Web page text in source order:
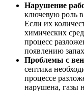
Нарушение
ключевую роль в
Если их
химических
процесс
появлению
Проблемы с
септика
процессе
нарушена, газы